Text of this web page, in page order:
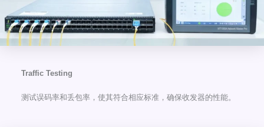
Traffic Testing
测试误码率和丢包率，使其符合相应标准，确保收发器的性能。